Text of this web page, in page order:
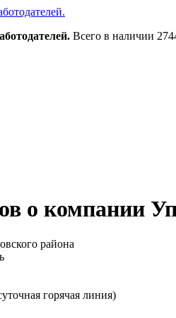
Всего в наличии
о компании
района
горячая линия)